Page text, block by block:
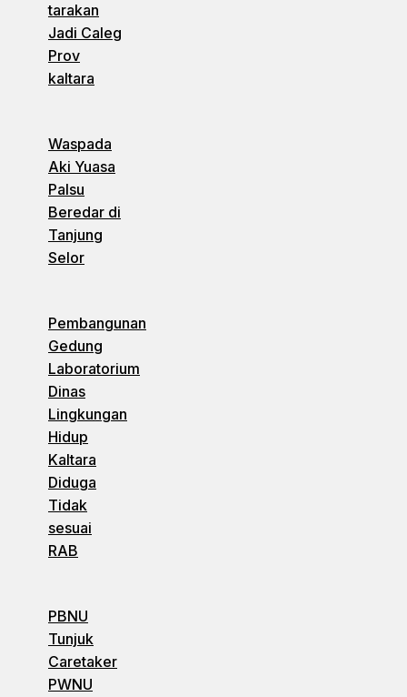
tarakan
Jadi Caleg
Prov
kaltara
Waspada
Aki Yuasa
Palsu
Beredar di
Tanjung
Selor
Pembangunan
Gedung
Laboratorium
Dinas
Lingkungan
Hidup
Kaltara
Diduga
Tidak
sesuai
RAB
PBNU
Tunjuk
Caretaker
PWNU